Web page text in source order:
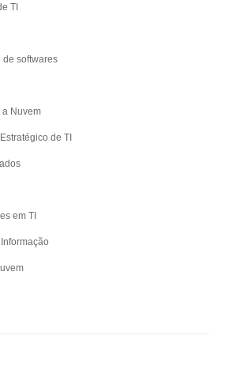
TI
softwares
Nuvem
de TI
em TI